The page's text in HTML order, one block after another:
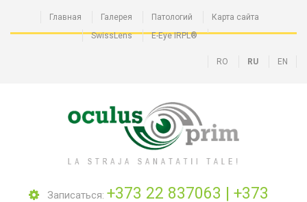
Главная Галерея Патологий
Карта сайта
SwissLens
E-Eye IRPL®
RO RU EN
Записаться: +373 22 837063 | +373